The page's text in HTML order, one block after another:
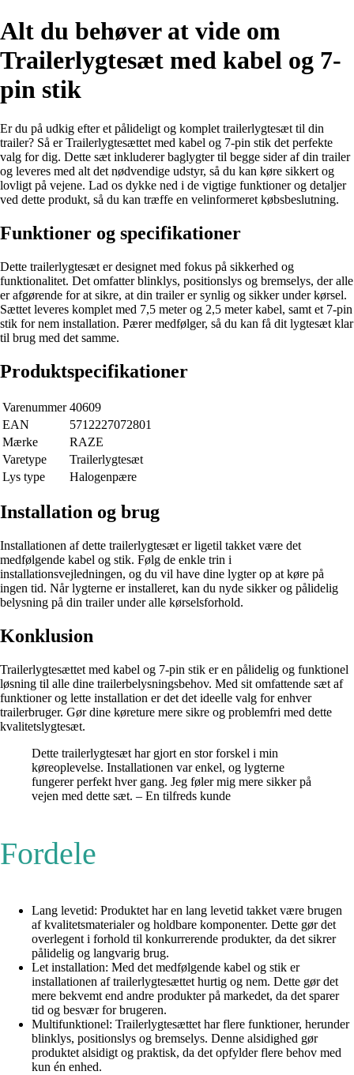
Alt du behøver at vide om
Trailerlygtesæt med kabel og 7-
pin stik
Er du på udkig efter et pålideligt og komplet trailerlygtesæt til din
trailer? Så er Trailerlygtesættet med kabel og 7-pin stik det perfekte
valg for dig. Dette sæt inkluderer baglygter til begge sider af din trailer
og leveres med alt det nødvendige udstyr, så du kan køre sikkert og
lovligt på vejene. Lad os dykke ned i de vigtige funktioner og detaljer
ved dette produkt, så du kan træffe en velinformeret købsbeslutning.
Funktioner og specifikationer
Dette trailerlygtesæt er designet med fokus på sikkerhed og
funktionalitet. Det omfatter blinklys, positionslys og bremselys, der alle
er afgørende for at sikre, at din trailer er synlig og sikker under kørsel.
Sættet leveres komplet med 7,5 meter og 2,5 meter kabel, samt et 7-pin
stik for nem installation. Pærer medfølger, så du kan få dit lygtesæt klar
til brug med det samme.
Produktspecifikationer
Varenummer 40609
EAN
5712227072801
Mærke
RAZE
Varetype
Trailerlygtesæt
Lys type
Halogenpære
Installation og brug
Installationen af dette trailerlygtesæt er ligetil takket være det
medfølgende kabel og stik. Følg de enkle trin i
installationsvejledningen, og du vil have dine lygter op at køre på
ingen tid. Når lygterne er installeret, kan du nyde sikker og pålidelig
belysning på din trailer under alle kørselsforhold.
Konklusion
Trailerlygtesættet med kabel og 7-pin stik er en pålidelig og funktionel
løsning til alle dine trailerbelysningsbehov. Med sit omfattende sæt af
funktioner og lette installation er det det ideelle valg for enhver
trailerbruger. Gør dine køreture mere sikre og problemfri med dette
kvalitetslygtesæt.
Dette trailerlygtesæt har gjort en stor forskel i min
køreoplevelse. Installationen var enkel, og lygterne
fungerer perfekt hver gang. Jeg føler mig mere sikker på
vejen med dette sæt. – En tilfreds kunde
Fordele
Lang levetid: Produktet har en lang levetid takket være brugen
af kvalitetsmaterialer og holdbare komponenter. Dette gør det
overlegent i forhold til konkurrerende produkter, da det sikrer
pålidelig og langvarig brug.
Let installation: Med det medfølgende kabel og stik er
installationen af trailerlygtesættet hurtig og nem. Dette gør det
mere bekvemt end andre produkter på markedet, da det sparer
tid og besvær for brugeren.
Multifunktionel: Trailerlygtesættet har flere funktioner, herunder
blinklys, positionslys og bremselys. Denne alsidighed gør
produktet alsidigt og praktisk, da det opfylder flere behov med
kun én enhed.